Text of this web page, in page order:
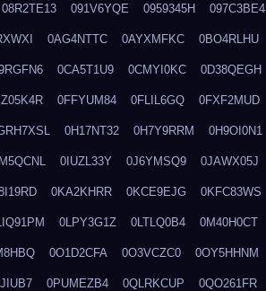
08R2TE13 091V6YQE 0959345H 097C3BE4
0AG4NTTC 0AYXMFKC 0BO4RLHU
0CA5T1U9 0CMYI0KC 0D38QEGH
0FFYUM84 0FLIL6GQ 0FXF2MUD
0H17NT32 0H7Y9RRM 0H9OI0N1
0IUZL33Y 0J6YMSQ9 0JAWX05J
0KA2KHRR 0KCE9EJG 0KFC83WS
0LPY3G1Z 0LTLQ0B4 0M40H0CT
0O1D2CFA 0O3VCZC0 0OY5HHNM
0PUMEZB4 0QLRKCUP 0QO261FR